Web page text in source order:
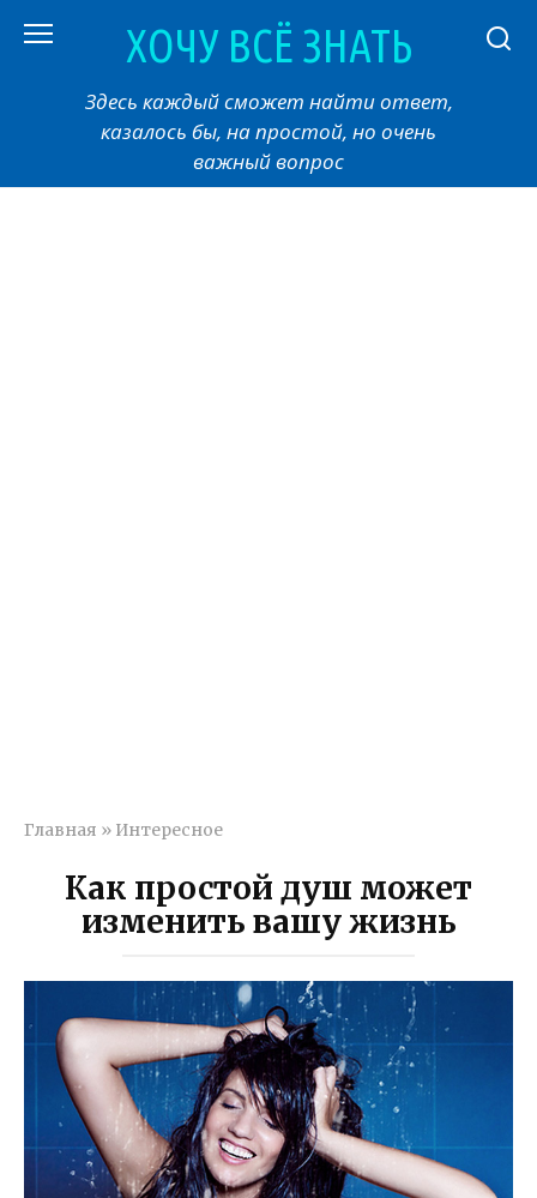
ХОЧУ ВСЁ ЗНАТЬ
Здесь каждый сможет найти ответ,
казалось бы, на простой, но очень
важный вопрос
Главная » Интересное
Как простой душ может
изменить вашу жизнь